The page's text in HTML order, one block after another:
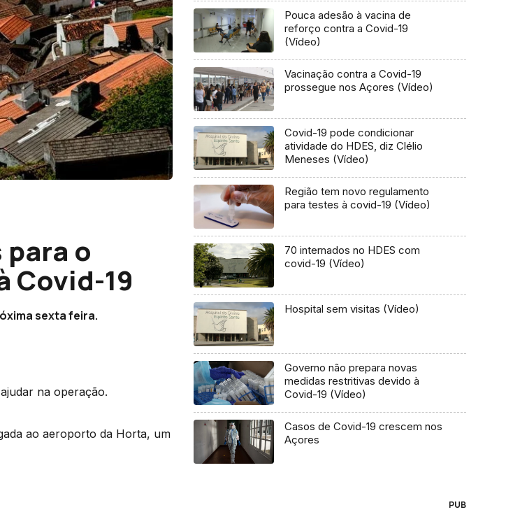
o
Covid-19
sexta feira.
na operação.
ao aeroporto da Horta, um
Pouca adesão à vacina de
reforço contra a Covid-19
(Vídeo)
Vacinação contra a Covid-19
prossegue nos Açores (Vídeo)
Covid-19 pode condicionar
atividade do HDES, diz Clélio
Meneses (Vídeo)
Região tem novo regulamento
para testes à covid-19 (Vídeo)
70 internados no HDES com
covid-19 (Vídeo)
Hospital sem visitas (Vídeo)
Governo não prepara novas
medidas restritivas devido à
Covid-19 (Vídeo)
Casos de Covid-19 crescem nos
Açores
PUB